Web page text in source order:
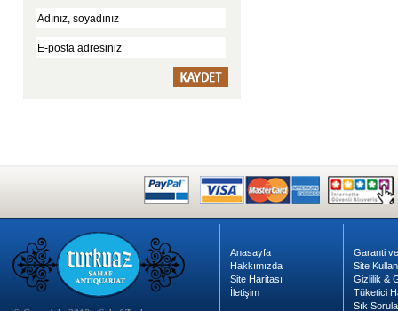
Anasayfa
Hakkımızda
Site Haritası
İletişim
Garanti
Site
Gizlilik &
Tüketici
Sık